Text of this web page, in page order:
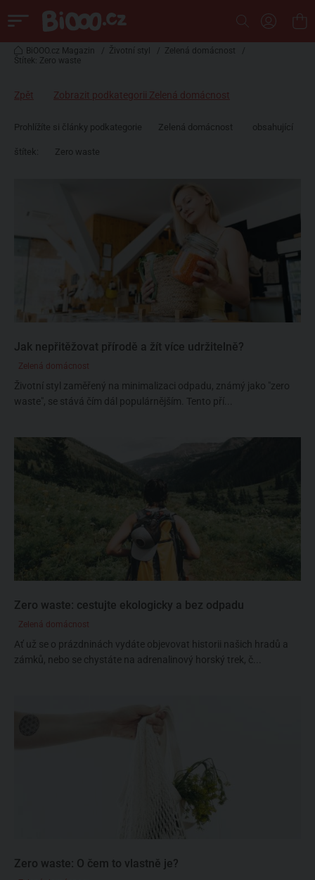
BiOOO.cz Magazin / Životní styl / Zelená domácnost
/
Štítek: Zero waste
Zpět Zobrazit podkategorii Zelená domácnost
Prohlížíte si články podkategorie Zelená domácnost obsahující
štítek: Zero waste
Jak nepřitěžovat přírodě a žít více udržitelně?
Zelená domácnost
Životní styl zaměřený na minimalizaci odpadu, známý jako "zero
waste", se stává čím dál populárnějším. Tento pří...
Zero waste: cestujte ekologicky a bez odpadu
Zelená domácnost
Ať už se o prázdninách vydáte objevovat historii našich hradů a
zámků, nebo se chystáte na adrenalinový horský trek, č...
Zero waste: O čem to vlastně je?